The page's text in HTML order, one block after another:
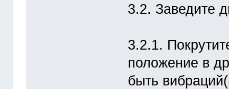
3.2. Заведите
3.2.1.
положение в
быть